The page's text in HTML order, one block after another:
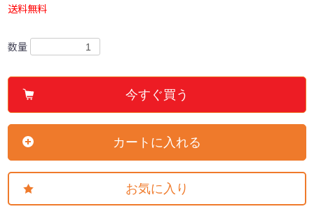
送料無料
数量
今すぐ買う
カートに入れる
お気に入り